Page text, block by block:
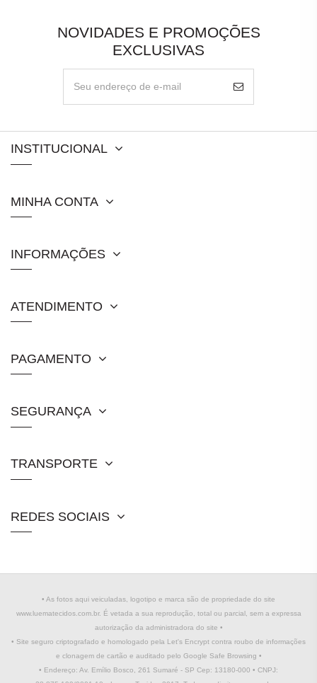
NOVIDADES E PROMOÇÕES
EXCLUSIVAS
INSTITUCIONAL
MINHA CONTA
INFORMAÇÕES
ATENDIMENTO
PAGAMENTO
SEGURANÇA
TRANSPORTE
REDES SOCIAIS
• As fotos aqui veiculadas, logotipo e marca são de propriedade do site
www.luematecidos.com.br. É vetada a sua reprodução, total ou parcial, sem a expressa
autorização da administradora do site •
• Site seguro criptografado e homologado pela Let's Encrypt contra roubo de informações
e clonagem de cartão e auditado pelo Google Safe Browsing •
• Endereço: Av. Emílio Bosco, 261 Sumaré - SP Cep: 13180-000 • CNPJ: